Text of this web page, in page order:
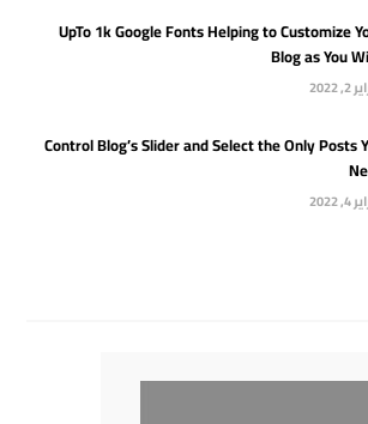
UpTo 1k Google Fonts Helping to Customize
Blog as You
2022
Control Blog’s Slider and Select the Only Posts
2022